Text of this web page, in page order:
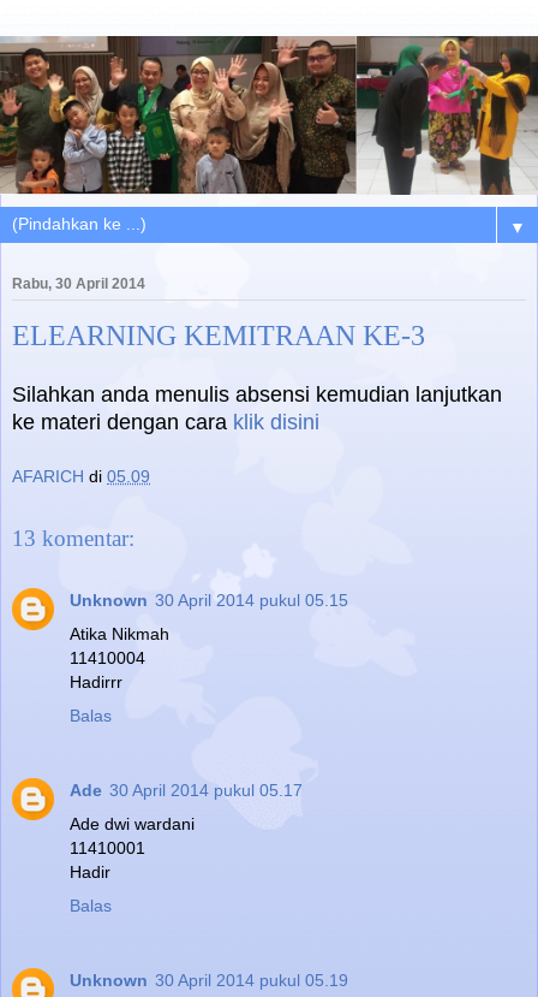
▼
Rabu, 30 April 2014
ELEARNING KEMITRAAN KE-3
Silahkan anda menulis absensi kemudian lanjutkan
ke materi dengan cara klik disini
AFARICH di 05.09
13 komentar:
Unknown 30 April 2014 pukul 05.15
Atika Nikmah
11410004
Hadirrr
Balas
Ade 30 April 2014 pukul 05.17
Ade dwi wardani
11410001
Hadir
Balas
Unknown 30 April 2014 pukul 05.19